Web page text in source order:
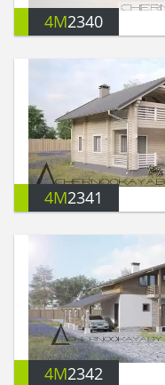
4M2340
4M2341
4M2342